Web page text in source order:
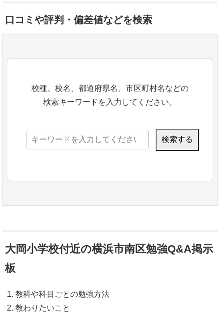
口コミや評判・偏差値などを検索
校種、校名、都道府県名、市区町村名などの
検索キーワードを入力してください。
検
大岡小学校付近の横浜市南区勉強Q&A掲示
板
教科や科目ごとの勉強方法
教わりたいこと